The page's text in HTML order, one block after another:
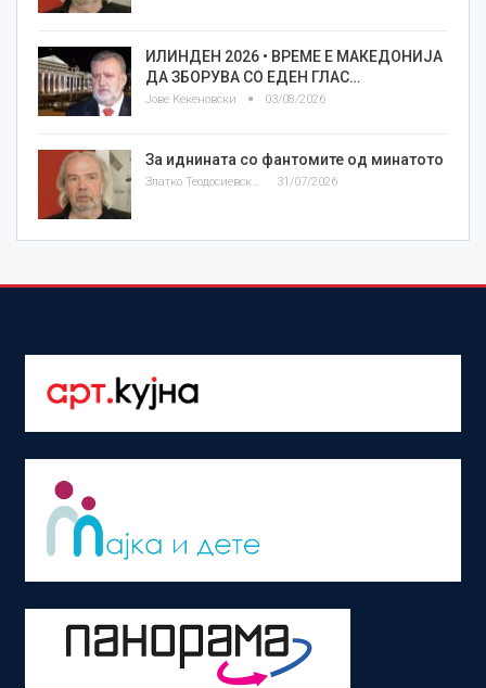
ИЛИНДЕН 2026 • ВРЕМЕ Е МАКЕДОНИЈА
ДА ЗБОРУВА СО ЕДЕН ГЛАС…
Јове Кекеновски 03/08/2026
За иднината со фантомите од минатото
Златко Теодосиевски 31/07/2026